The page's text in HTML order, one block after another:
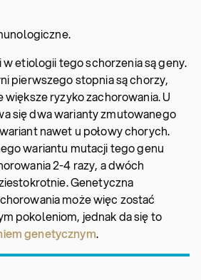
etiologii tego schorzenia są geny.
pierwszego stopnia są chorzy,
ryzyko zachorowania. U
się dwa warianty zmutowanego
nawet u połowy chorych.
wariantu mutacji tego genu
2-4 razy, a dwóch
Genetyczna
może więc zostać
pokoleniom, jednak da się to
genetycznym.